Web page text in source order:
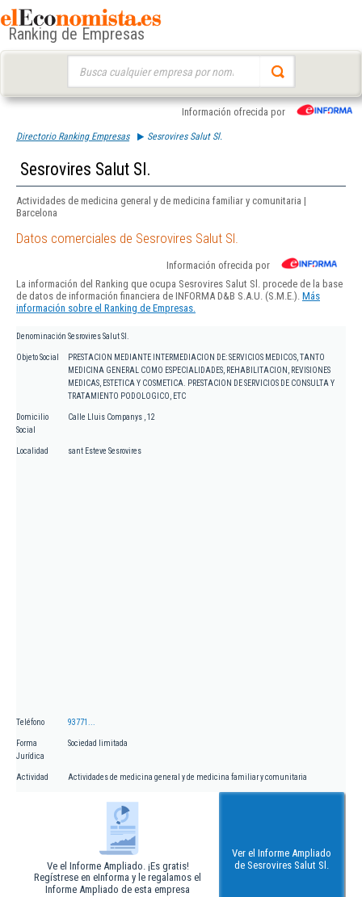
Ranking de Empresas
Información ofrecida por
Directorio Ranking Empresas Sesrovires Salut Sl.
Sesrovires Salut Sl.
Actividades de medicina general y de medicina familiar y comunitaria |
Barcelona
Datos comerciales de Sesrovires Salut Sl.
Información ofrecida por
La información del Ranking que ocupa Sesrovires Salut Sl. procede de la base
de datos de información financiera de INFORMA D&B S.A.U. (S.M.E.). Más
información sobre el Ranking de Empresas.
Denominación Sesrovires Salut Sl.
Objeto Social
PRESTACION MEDIANTE INTERMEDIACION DE: SERVICIOS MEDICOS, TANTO
MEDICINA GENERAL COMO ESPECIALIDADES, REHABILITACION, REVISIONES
MEDICAS, ESTETICA Y COSMETICA. PRESTACION DE SERVICIOS DE CONSULTA Y
TRATAMIENTO PODOLOGICO, ETC
Domicilio
Social
Calle Lluis Companys , 12
Localidad sant Esteve Sesrovires
Teléfono 93771...
Forma
Jurídica
Sociedad limitada
Actividad Actividades de medicina general y de medicina familiar y comunitaria
Ve el Informe Ampliado. ¡Es gratis!
Regístrese en eInforma y le regalamos el
Informe Ampliado de esta empresa
Ver el Informe Ampliado
de Sesrovires Salut Sl.